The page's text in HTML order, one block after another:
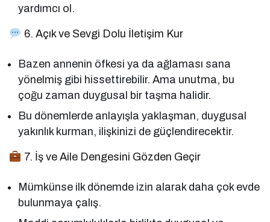
yardımcı ol.
6. Açık ve Sevgi Dolu İletişim Kur
Bazen annenin öfkesi ya da ağlaması sana
yönelmiş gibi hissettirebilir. Ama unutma, bu
çoğu zaman duygusal bir taşma halidir.
Bu dönemlerde anlayışla yaklaşman, duygusal
yakınlık kurman, ilişkinizi de güçlendirecektir.
7. İş ve Aile Dengesini Gözden Geçir
Mümkünse ilk dönemde izin alarak daha çok evde
bulunmaya çalış.